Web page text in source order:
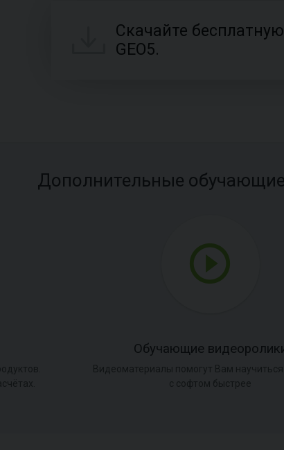
Скачайте
GEO5.
Дополнительные
Обучающие